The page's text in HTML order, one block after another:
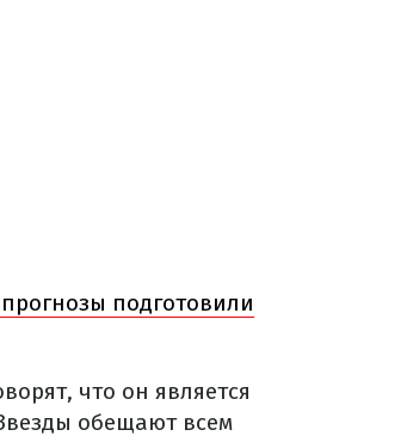
подготовили
что он является
обещают всем